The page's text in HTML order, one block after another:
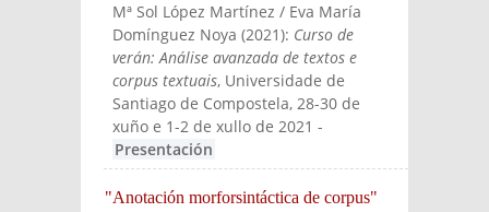
Mª Sol López Martínez / Eva María
Domínguez Noya (2021): Curso de
verán: Análise avanzada de textos e
corpus textuais, Universidade de
Santiago de Compostela, 28-30 de
xuño e 1-2 de xullo de 2021 -
Presentación
"Anotación morforsintáctica de corpus"